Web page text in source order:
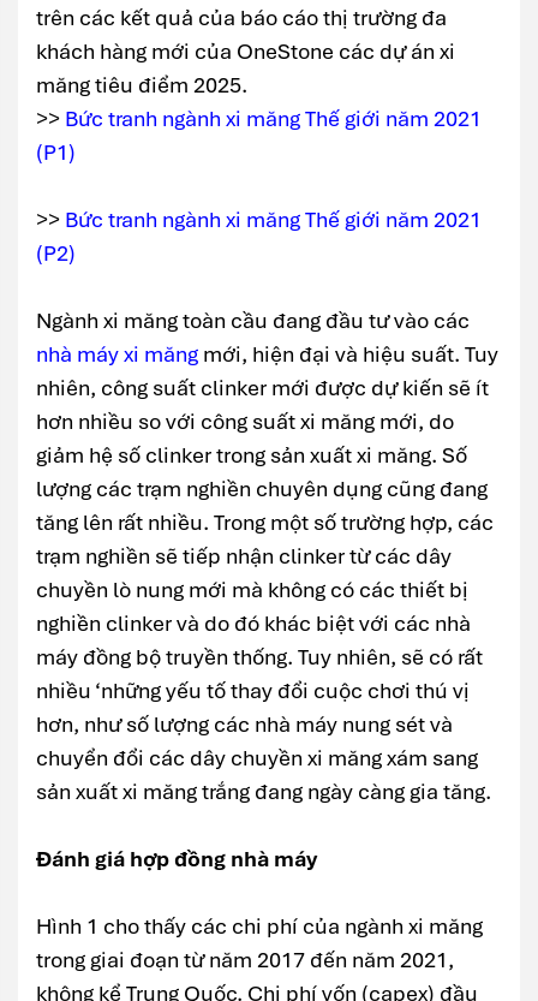
trên các kết quả của báo cáo thị trường đa
khách hàng mới của OneStone các dự án xi
măng tiêu điểm 2025.
>> Bức tranh ngành xi măng Thế giới năm 2021
(P1)
>> Bức tranh ngành xi măng Thế giới năm 2021
(P2)
Ngành xi măng toàn cầu đang đầu tư vào các
nhà máy xi măng mới, hiện đại và hiệu suất. Tuy
nhiên, công suất clinker mới được dự kiến sẽ ít
hơn nhiều so với công suất xi măng mới, do
giảm hệ số clinker trong sản xuất xi măng. Số
lượng các trạm nghiền chuyên dụng cũng đang
tăng lên rất nhiều. Trong một số trường hợp, các
trạm nghiền sẽ tiếp nhận clinker từ các dây
chuyền lò nung mới mà không có các thiết bị
nghiền clinker và do đó khác biệt với các nhà
máy đồng bộ truyền thống. Tuy nhiên, sẽ có rất
nhiều ‘những yếu tố thay đổi cuộc chơi thú vị
hơn, như số lượng các nhà máy nung sét và
chuyển đổi các dây chuyền xi măng xám sang
sản xuất xi măng trắng đang ngày càng gia tăng.
Đánh giá hợp đồng nhà máy
Hình 1 cho thấy các chi phí của ngành xi măng
trong giai đoạn từ năm 2017 đến năm 2021,
không kể Trung Quốc. Chi phí vốn (capex) đầu